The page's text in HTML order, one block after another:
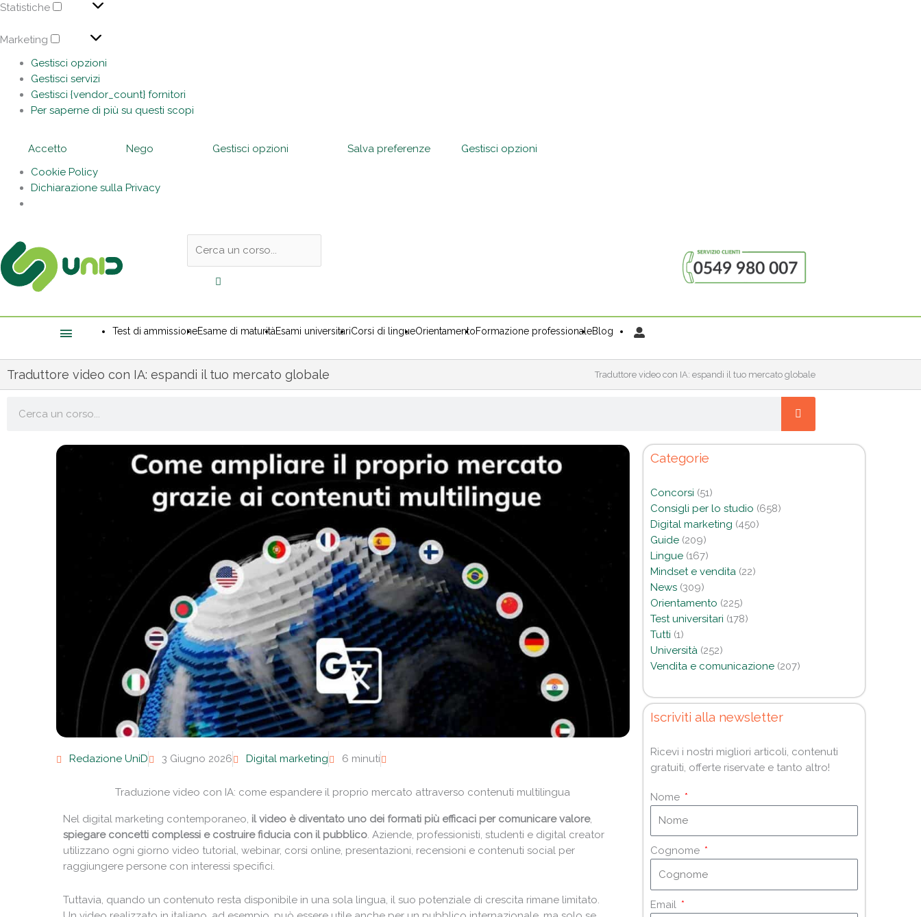
Statistiche
Marketing
Gestisci opzioni
Gestisci servizi
Gestisci {vendor_count} fornitori
Per saperne di più su questi scopi
Accetto Nego Gestisci opzioni Salva preferenze
Gestisci opzioni
Cookie Policy
Dichiarazione sulla Privacy
l'header
Test di ammissioneEsame di maturitàEsami universitariCorsi di lingueOrientamentoFormazione professionaleBlog
Traduttore video con IA: espandi il tuo mercato globale Traduttore video con IA: espandi il tuo mercato globale
Redazione UniD 3 Giugno 2026 Digital marketing 6 minuti
Traduzione video con IA: come espandere il proprio mercato attraverso contenuti multilingua
Nel digital marketing contemporaneo, il video è diventato uno dei formati più efficaci per comunicare valore,
spiegare concetti complessi e costruire fiducia con il pubblico. Aziende, professionisti, studenti e digital creator
utilizzano ogni giorno video tutorial, webinar, corsi online, presentazioni, recensioni e contenuti social per
raggiungere persone con interessi specifici.
Tuttavia, quando un contenuto resta disponibile in una sola lingua, il suo potenziale di crescita rimane limitato.
Categorie
Concorsi (51)
Consigli per lo studio (658)
Digital marketing (450)
Guide(209)
Lingue(167)
Mindset e vendita(22)
News(309)
Orientamento (225)
Test universitari (178)
Tutti (1)
Università(252)
Vendita e comunicazione(207)
Iscriviti alla newsletter
Ricevi i nostri migliori articoli, contenuti
gratuiti, offerte riservate e tanto altro!
Nome
Cognome
Email
Titolare del trattamento